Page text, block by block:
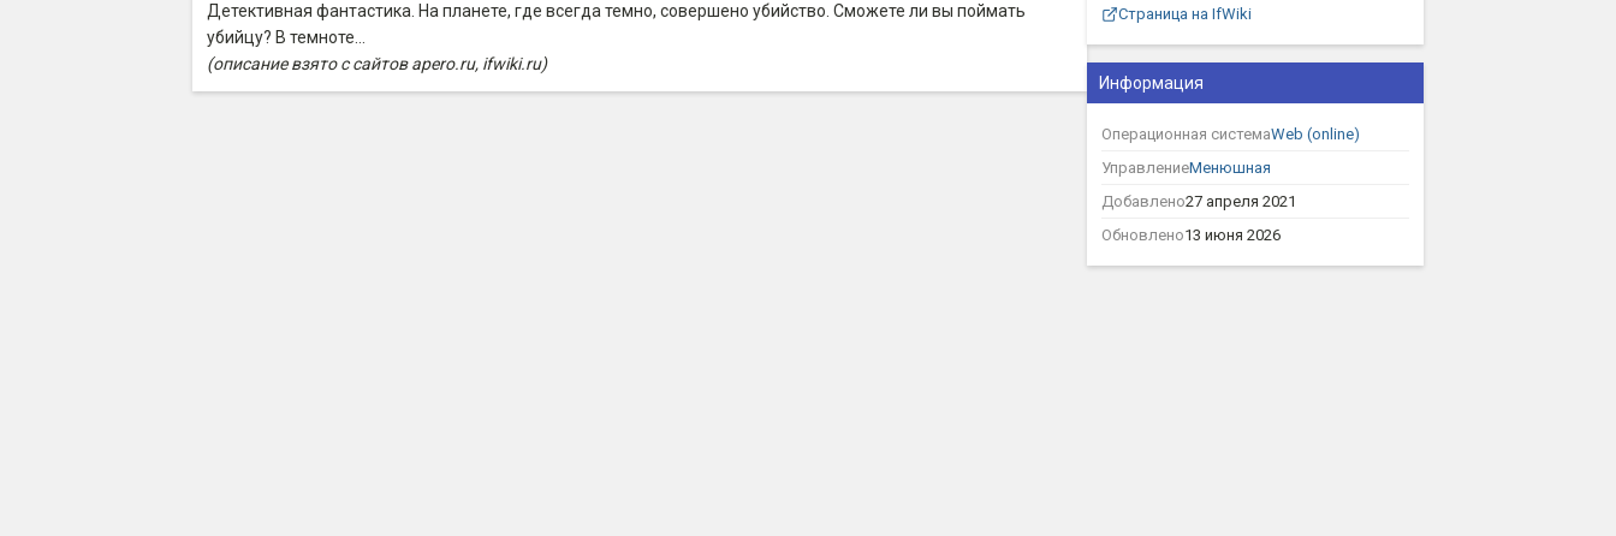
Детективная фантастика. На планете, где всегда темно, совершено убийство. Сможете ли вы поймать
убийцу? В темноте…
(описание взято с сайтов apero.ru, ifwiki.ru)
Страница на IfWiki
Информация
Операционная системаWeb (online)
УправлениеМенюшная
Добавлено27 апреля 2021
Обновлено13 июня 2026